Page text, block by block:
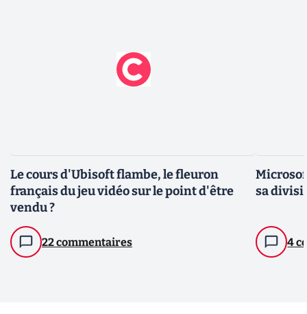
Le cours d'Ubisoft flambe, le fleuron
français du jeu vidéo sur le point d'être
vendu ?
22 commentaires
sa
4